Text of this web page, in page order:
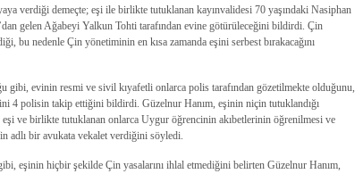
verdiği demeçte; eşi ile birlikte tutuklanan kayınvalidesi 70 yaşındaki Nasiphan
gelen Ağabeyi Yalkun Tohti tarafından evine götürüleceğini bildirdi. Çin
bu nedenle Çin yönetiminin en kısa zamanda eşini serbest bırakacağını
gibi, evinin resmi ve sivil kıyafetli onlarca polis tarafından gözetilmekte olduğunu,
4 polisin takip ettiğini bildirdi. Güzelnur Hanım, eşinin niçin tutuklandığı
ve birlikte tutuklanan onlarca Uygur öğrencinin akıbetlerinin öğrenilmesi ve
adlı bir avukata vekalet verdiğini söyledi.
eşinin hiçbir şekilde Çin yasalarını ihlal etmediğini belirten Güzelnur Hanım,